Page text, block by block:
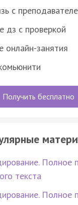
с
дз с проверкой
онлайн-занятия
Получить бесплатно
Полное
текста
Полное